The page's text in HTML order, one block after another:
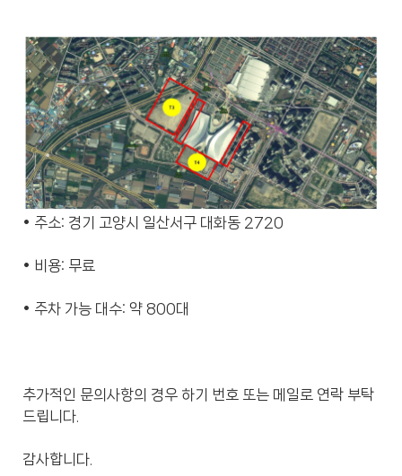
• 주소: 경기 고양시 일산서구 대화동 2720
• 비용: 무료
• 주차 가능 대수: 약 800대
추가적인 문의사항의 경우 하기 번호 또는 메일로 연락 부탁
드립니다.
감사합니다.